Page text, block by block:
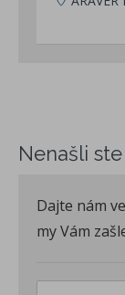
Nenašli
Dajte nám
my Vám